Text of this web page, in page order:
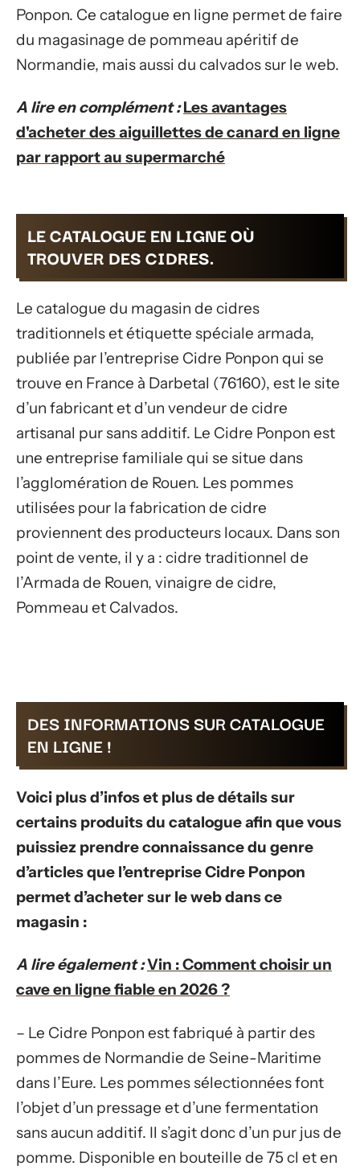
Ponpon. Ce catalogue en ligne permet de faire
du magasinage de pommeau apéritif de
Normandie, mais aussi du calvados sur le web.
A lire en complément : Les avantages
d'acheter des aiguillettes de canard en ligne
par rapport au supermarché
LE CATALOGUE EN LIGNE OÙ
TROUVER DES CIDRES.
Le catalogue du magasin de cidres
traditionnels et étiquette spéciale armada,
publiée par l’entreprise Cidre Ponpon qui se
trouve en France à Darbetal (76160), est le site
d’un fabricant et d’un vendeur de cidre
artisanal pur sans additif. Le Cidre Ponpon est
une entreprise familiale qui se situe dans
l’agglomération de Rouen. Les pommes
utilisées pour la fabrication de cidre
proviennent des producteurs locaux. Dans son
point de vente, il y a : cidre traditionnel de
l’Armada de Rouen, vinaigre de cidre,
Pommeau et Calvados.
DES INFORMATIONS SUR CATALOGUE
EN LIGNE !
Voici plus d’infos et plus de détails sur
certains produits du catalogue afin que vous
puissiez prendre connaissance du genre
d’articles que l’entreprise Cidre Ponpon
permet d’acheter sur le web dans ce
magasin :
A lire également :Vin : Comment choisir un
cave en ligne fiable en 2026 ?
– Le Cidre Ponpon est fabriqué à partir des
pommes de Normandie de Seine-Maritime
dans l’Eure. Les pommes sélectionnées font
l’objet d’un pressage et d’une fermentation
sans aucun additif. Il s’agit donc d’un pur jus de
pomme. Disponible en bouteille de 75 cl et en